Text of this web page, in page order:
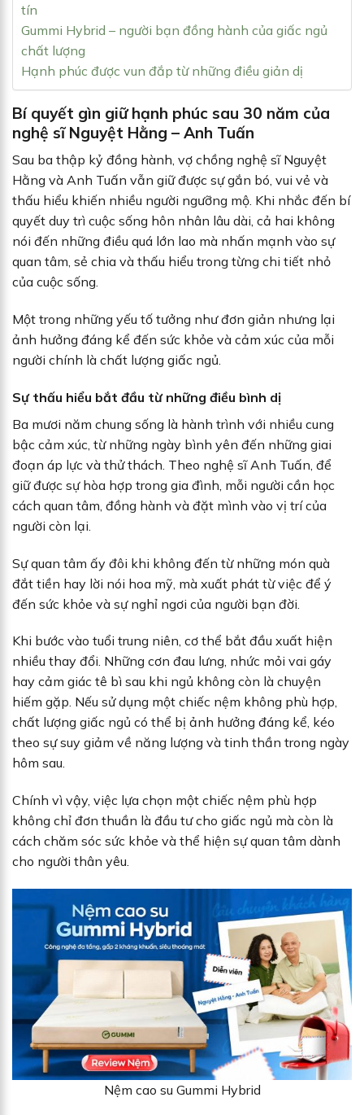
tín
Gummi Hybrid – người bạn đồng hành của giấc ngủ
chất lượng
Hạnh phúc được vun đắp từ những điều giản dị
Bí quyết gìn giữ hạnh phúc sau 30 năm của
nghệ sĩ Nguyệt Hằng – Anh Tuấn
Sau ba thập kỷ đồng hành, vợ chồng nghệ sĩ Nguyệt
Hằng và Anh Tuấn vẫn giữ được sự gắn bó, vui vẻ và
thấu hiểu khiến nhiều người ngưỡng mộ. Khi nhắc đến bí
quyết duy trì cuộc sống hôn nhân lâu dài, cả hai không
nói đến những điều quá lớn lao mà nhấn mạnh vào sự
quan tâm, sẻ chia và thấu hiểu trong từng chi tiết nhỏ
của cuộc sống.
Một trong những yếu tố tưởng như đơn giản nhưng lại
ảnh hưởng đáng kể đến sức khỏe và cảm xúc của mỗi
người chính là chất lượng giấc ngủ.
Sự thấu hiểu bắt đầu từ những điều bình dị
Ba mươi năm chung sống là hành trình với nhiều cung
bậc cảm xúc, từ những ngày bình yên đến những giai
đoạn áp lực và thử thách. Theo nghệ sĩ Anh Tuấn, để
giữ được sự hòa hợp trong gia đình, mỗi người cần học
cách quan tâm, đồng hành và đặt mình vào vị trí của
người còn lại.
Sự quan tâm ấy đôi khi không đến từ những món quà
đắt tiền hay lời nói hoa mỹ, mà xuất phát từ việc để ý
đến sức khỏe và sự nghỉ ngơi của người bạn đời.
Khi bước vào tuổi trung niên, cơ thể bắt đầu xuất hiện
nhiều thay đổi. Những cơn đau lưng, nhức mỏi vai gáy
hay cảm giác tê bì sau khi ngủ không còn là chuyện
hiếm gặp. Nếu sử dụng một chiếc nệm không phù hợp,
chất lượng giấc ngủ có thể bị ảnh hưởng đáng kể, kéo
theo sự suy giảm về năng lượng và tinh thần trong ngày
hôm sau.
Chính vì vậy, việc lựa chọn một chiếc nệm phù hợp
không chỉ đơn thuần là đầu tư cho giấc ngủ mà còn là
cách chăm sóc sức khỏe và thể hiện sự quan tâm dành
cho người thân yêu.
Nệm cao su Gummi Hybrid